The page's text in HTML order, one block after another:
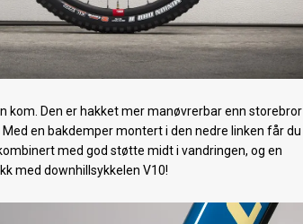
kom. Den er hakket mer manøvrerbar enn storebror
en bakdemper montert i den nedre linken får du
med god støtte midt i vandringen, og en
med downhillsykkelen V10!